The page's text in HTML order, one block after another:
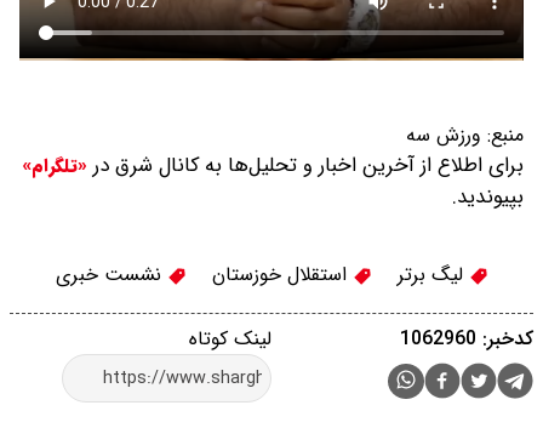
منبع: ورزش سه
برای اطلاع از آخرین اخبار و تحلیل‌ها به کانال شرق در «تلگرام»
بپیوندید.
لیگ برتر استقلال خوزستان نشست خبری
لینک کوتاه کدخبر: 1062960